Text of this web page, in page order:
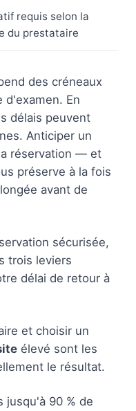
requis selon la
du prestataire
des créneaux
d'examen. En
délais peuvent
Anticiper un
réservation — et
préserve à la fois
avant de
sécurisée,
trois leviers
délai de retour à
et choisir un
élevé sont les
le résultat.
jusqu'à 90 % de